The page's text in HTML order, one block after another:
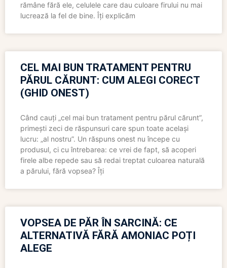
rămâne fără ele, celulele care dau culoare firului nu mai
lucrează la fel de bine. Îți explicăm
CEL MAI BUN TRATAMENT PENTRU
PĂRUL CĂRUNT: CUM ALEGI CORECT
(GHID ONEST)
Când cauți „cel mai bun tratament pentru părul cărunt”,
primești zeci de răspunsuri care spun toate același
lucru: „al nostru”. Un răspuns onest nu începe cu
produsul, ci cu întrebarea: ce vrei de fapt, să acoperi
firele albe repede sau să redai treptat culoarea naturală
a părului, fără vopsea? Îți
VOPSEA DE PĂR ÎN SARCINĂ: CE
ALTERNATIVĂ FĂRĂ AMONIAC POȚI
ALEGE